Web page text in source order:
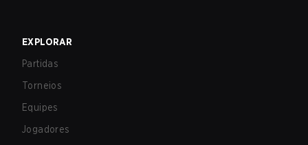
EXPLORAR
Partidas
Torneios
Equipes
Jogadores